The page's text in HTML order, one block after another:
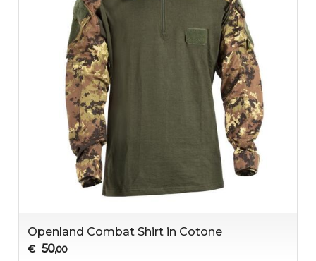
Openland Combat Shirt in Cotone
€ 50,00